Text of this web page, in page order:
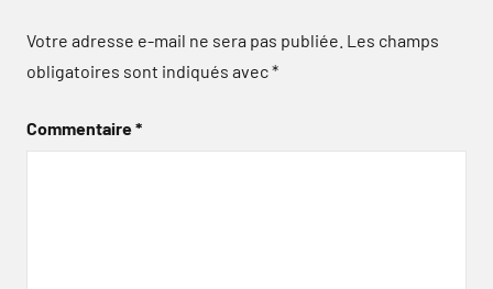
Votre adresse e-mail ne sera pas publiée. Les champs
obligatoires sont indiqués avec*
Commentaire*